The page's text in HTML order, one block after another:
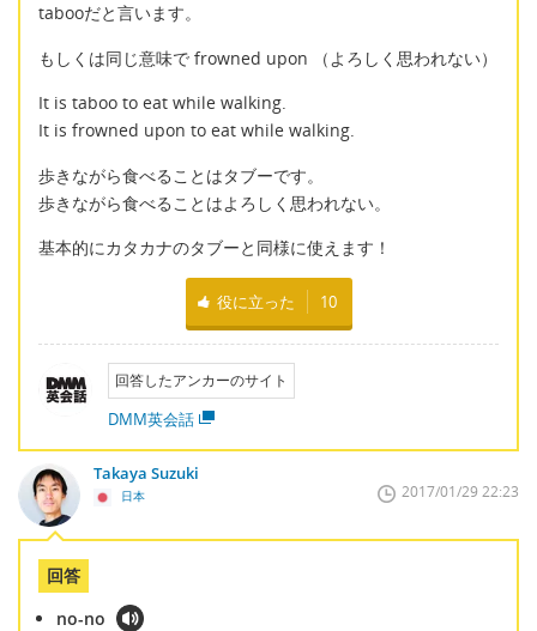
tabooだと言います。
もしくは同じ意味で frowned upon （よろしく思われない）
It is taboo to eat while walking.
It is frowned upon to eat while walking.
歩きながら食べることはタブーです。
歩きながら食べることはよろしく思われない。
基本的にカタカナのタブーと同様に使えます！
役に立った 10
回答したアンカーのサイト
DMM英会話
Takaya Suzuki
日本 2017/01/29 22:23
回答
no-no